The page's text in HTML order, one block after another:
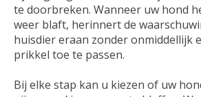
te doorbreken. Wanneer uw hond
weer blaft, herinnert de
huisdier eraan zonder onmiddellijk
prikkel toe te passen.
Bij elke stap kan u kiezen of uw